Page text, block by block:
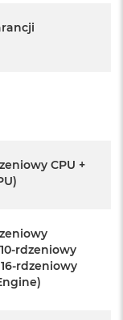
uzyskają Państwo
w języku
CPU +
rdzeniowy
rdzeniowy